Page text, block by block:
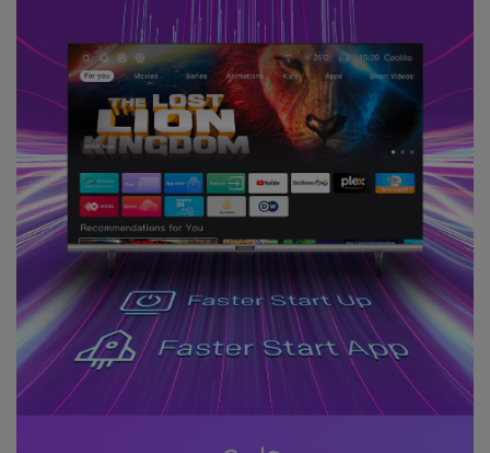
Ramadan ini bakal makin seru karena
Coocaa & Alfagift siap kasih promo,
challenge, dan kejutan hadiah buat kamu